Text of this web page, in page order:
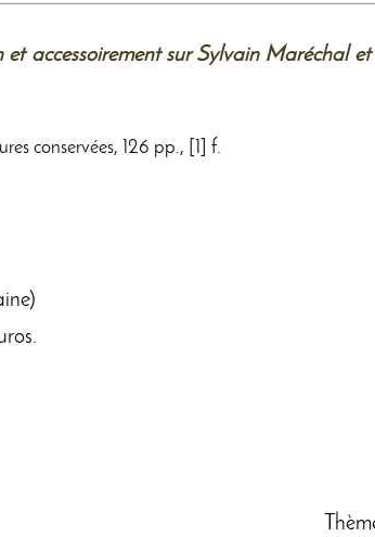
accessoirement sur Sylvain Maréchal
conservées, 126 pp., [1] f.